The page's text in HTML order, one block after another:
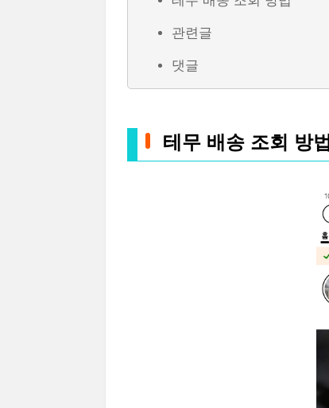
관련글
댓글
테무 배송 조회 방법